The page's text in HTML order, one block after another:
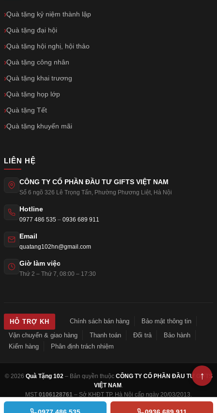
Quà tặng kỷ niệm thành lập
Quà tặng đại hội
Quà tặng hội nghị, hội thảo
Quà tặng công nhân
Quà tặng khai trương
Quà tặng họp lớp
Quà tặng Tết
Quà tặng khuyến mãi
LIÊN HỆ
CÔNG TY CỔ PHẦN ĐẦU TƯ GIFTS VIỆT NAM
Số 6 ngõ 326 Lê Trọng Tấn, Phường Phương Liệt, Hà Nội
Hotline
0977 486 535 – 0936 689 911
Email
quatang102hn@gmail.com
Giờ làm việc
Thứ 2 – Thứ 7, 08:00 – 17:30
HỖ TRỢ KH Chính sách bán hàng
Bảo mật thông tin
Vận chuyển & giao hàng
Thanh toán Đổi trả
Bảo hành
Kiểm hàng
Phân định trách nhiệm
© 2026 Quà Tặng 102– Bản quyền thuộc CÔNG TY CỔ PHẦN ĐẦU TƯ GIFTS
VIỆT NAM .
MST 0106128761 – Sở KHĐT TP. Hà Nội cấp ngày 20/03/2013.